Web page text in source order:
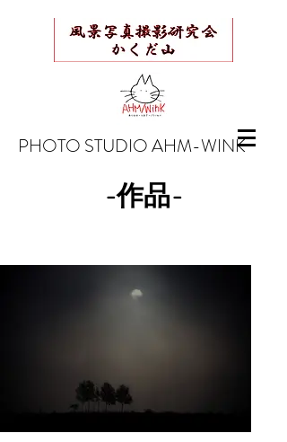
​PHOTO STUDIO AHM-WINK
-作品-